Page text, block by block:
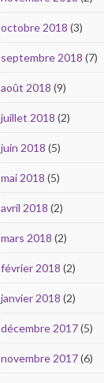
octobre 2018 (3)
septembre 2018 (7)
août 2018 (9)
juillet 2018 (2)
juin 2018 (5)
mai 2018 (5)
avril 2018 (2)
mars 2018 (2)
février 2018 (2)
janvier 2018 (2)
décembre 2017(5)
novembre 2017(6)